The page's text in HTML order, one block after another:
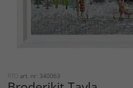
RTO art. nr: 340063